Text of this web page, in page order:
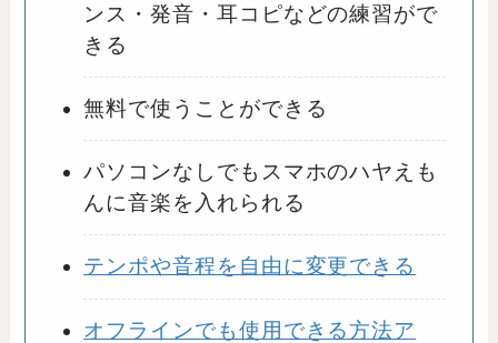
ンス・発音・耳コピなどの練習がで
きる
無料で使うことができる
パソコンなしでもスマホのハヤえも
んに音楽を入れられる
テンポや音程を自由に変更できる
オフラインでも使用できる方法ア